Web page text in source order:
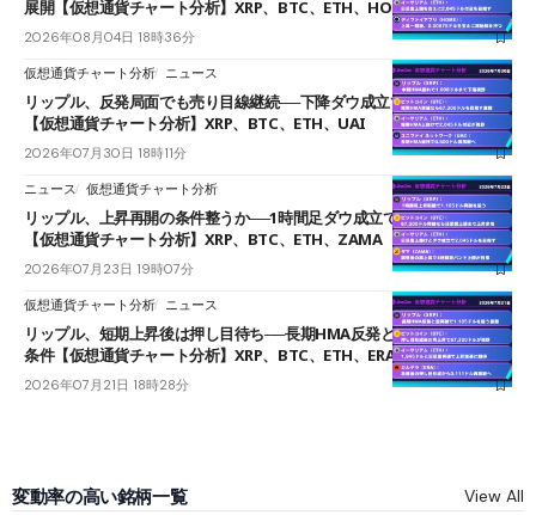
展開【仮想通貨チャート分析】XRP、BTC、ETH、HOME
2026年08月04日 18時36分
仮想通貨チャート分析 ニュース
リップル、反発局面でも売り目線継続──下降ダウ成立で下値追う展開
【仮想通貨チャート分析】XRP、BTC、ETH、UAI
2026年07月30日 18時11分
ニュース 仮想通貨チャート分析
リップル、上昇再開の条件整うか──1時間足ダウ成立で1.185ドルを狙う
【仮想通貨チャート分析】XRP、BTC、ETH、ZAMA
2026年07月23日 19時07分
仮想通貨チャート分析 ニュース
リップル、短期上昇後は押し目待ち──長期HMA反発と雲上抜けが買い
条件【仮想通貨チャート分析】XRP、BTC、ETH、ERA
2026年07月21日 18時28分
変動率の高い銘柄一覧 View All